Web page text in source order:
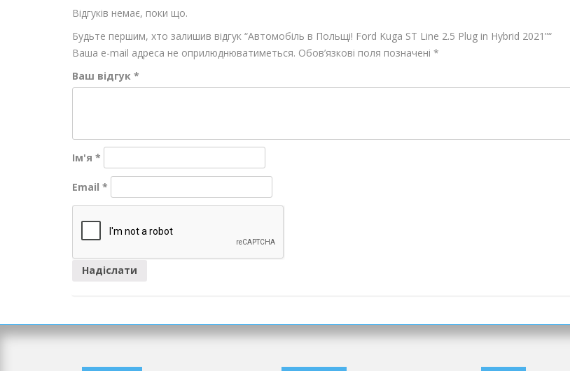
Відгуків немає, поки що.
Будьте першим, хто залишив відгук “Автомобіль в Польщі! Ford Kuga ST Line 2.5 Plug in Hybrid 2021”“
Ваша e-mail адреса не оприлюднюватиметься. Обов’язкові поля позначені *
Ваш відгук *
Ім'я *
Email *